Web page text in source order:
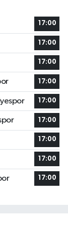
17:00
17:00
17:00
17:00
17:00
17:00
17:00
17:00
17:00